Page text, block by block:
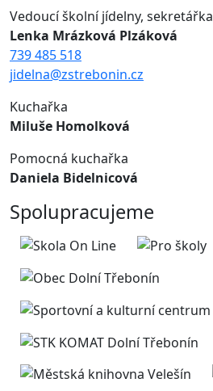
Vedoucí školní jídelny, sekretářka
Lenka Mrázková Plzáková
739 485 518
jidelna@zstrebonin.cz
Kuchařka
Miluše Homolková
Pomocná kuchařka
Daniela Bidelnicová
Spolupracujeme